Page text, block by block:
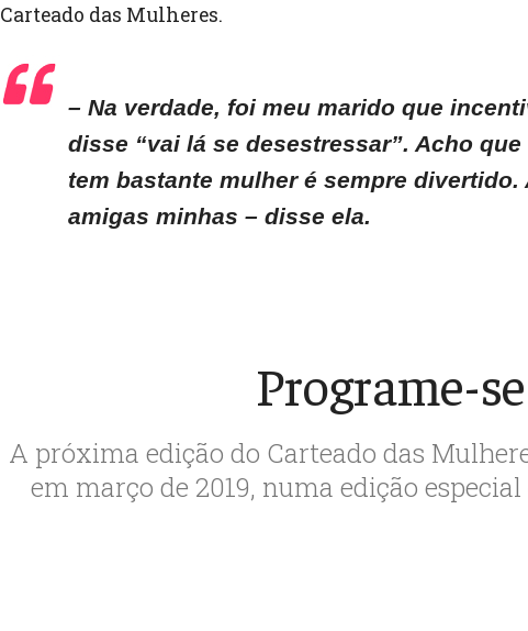
Carteado das Mulheres.
– Na verdade, foi meu marido que
disse “vai lá se desestressar”. Acho
tem bastante mulher é sempre divertido.
amigas minhas – disse ela.
Programe-se
A próxima edição do Carteado das
em março de 2019, numa edição